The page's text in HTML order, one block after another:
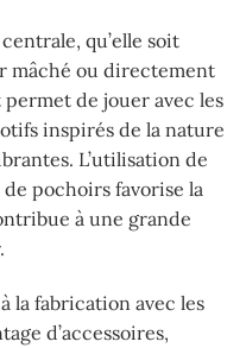
qu’elle soit
mâché ou directement
de jouer avec les
inspirés de la nature
L’utilisation de
pochoirs favorise la
à une grande
la fabrication avec les
d’accessoires,